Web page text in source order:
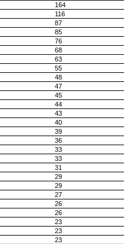
164
116
87
85
76
68
63
55
48
47
45
44
43
40
39
36
33
33
31
29
29
27
26
26
23
23
23